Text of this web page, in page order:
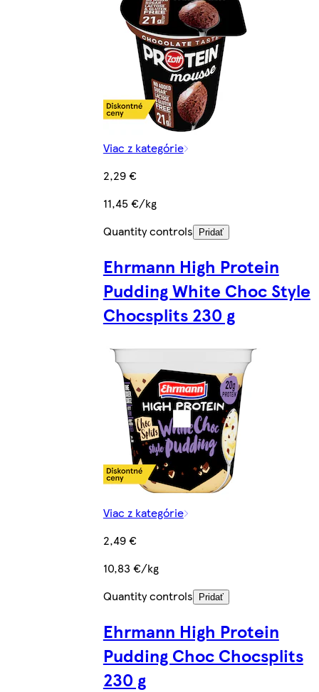
Viac z kategórie
2,29 €
11,45 €/kg
Quantity controls
Pridať
Ehrmann High Protein
Pudding White Choc Style
Chocsplits 230 g
Viac z kategórie
2,49 €
10,83 €/kg
Quantity controls
Pridať
Ehrmann High Protein
Pudding Choc Chocsplits
230 g